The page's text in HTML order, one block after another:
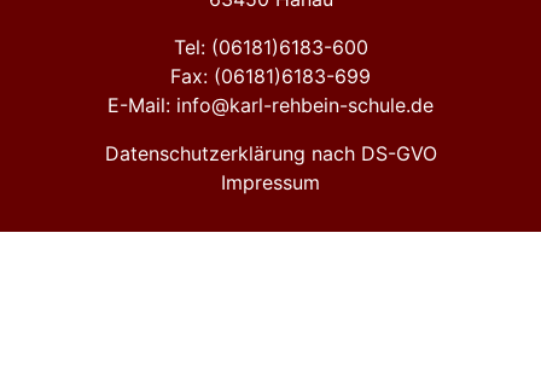
Tel: (06181)6183-600
Fax: (06181)6183-699
E-Mail: info@karl-rehbein-schule.de
Datenschutzerklärung nach DS-GVO
Impressum